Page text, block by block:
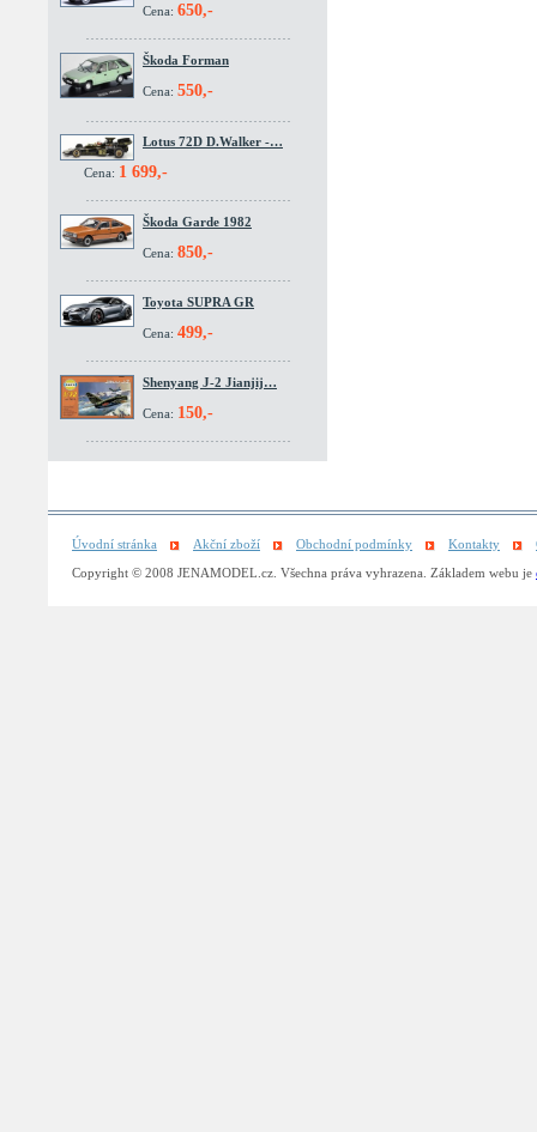
Cena: 650,-
Škoda Forman
Cena: 550,-
Lotus 72D D.Walker -…
Cena: 1 699,-
Škoda Garde 1982
Cena: 850,-
Toyota SUPRA GR
Cena: 499,-
Shenyang J-2 Jianjij…
Cena: 150,-
Úvodní stránka Akční zboží Obchodní podmínky Kontakty
Copyright © 2008 JENAMODEL.cz. Všechna práva vyhrazena. Základem webu je